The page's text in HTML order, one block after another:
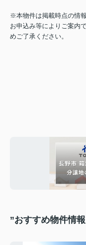
※本物件は掲載時点の情報
お申込み等によりご案内
めご了承ください。
”おすすめ物件情